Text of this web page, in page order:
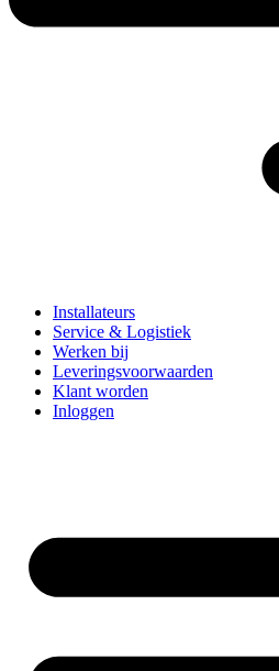
Installateurs
Service & Logistiek
Werken bij
Leveringsvoorwaarden
Klant worden
Inloggen